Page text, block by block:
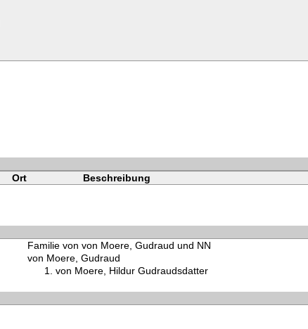
Ort
Beschreibung
Familie von von Moere, Gudraud und NN
von Moere, Gudraud
von Moere, Hildur Gudraudsdatter